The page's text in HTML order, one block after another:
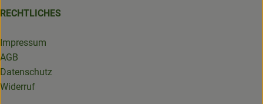
RECHTLICHES
Impressum
AGB
Datenschutz
Widerruf